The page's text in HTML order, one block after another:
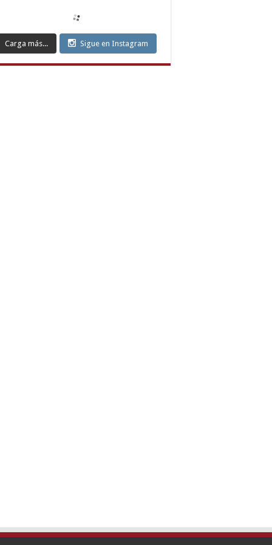
Carga más... Sigue en Instagram